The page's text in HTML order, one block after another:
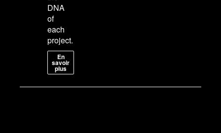
DNA
of
each
project.
En
savoir
plus